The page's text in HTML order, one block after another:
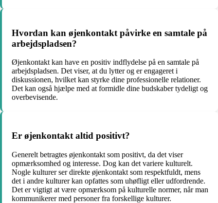
Hvordan kan øjenkontakt påvirke en samtale på
arbejdspladsen?
Øjenkontakt kan have en positiv indflydelse på en samtale på
arbejdspladsen. Det viser, at du lytter og er engageret i
diskussionen, hvilket kan styrke dine professionelle relationer.
Det kan også hjælpe med at formidle dine budskaber tydeligt og
overbevisende.
Er øjenkontakt altid positivt?
Generelt betragtes øjenkontakt som positivt, da det viser
opmærksomhed og interesse. Dog kan det variere kulturelt.
Nogle kulturer ser direkte øjenkontakt som respektfuldt, mens
det i andre kulturer kan opfattes som uhøfligt eller udfordrende.
Det er vigtigt at være opmærksom på kulturelle normer, når man
kommunikerer med personer fra forskellige kulturer.